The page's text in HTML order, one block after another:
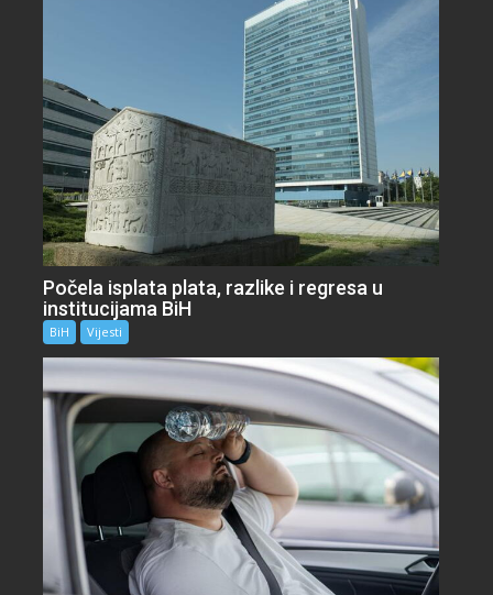
Počela isplata plata, razlike i regresa u
institucijama BiH
BiH Vijesti